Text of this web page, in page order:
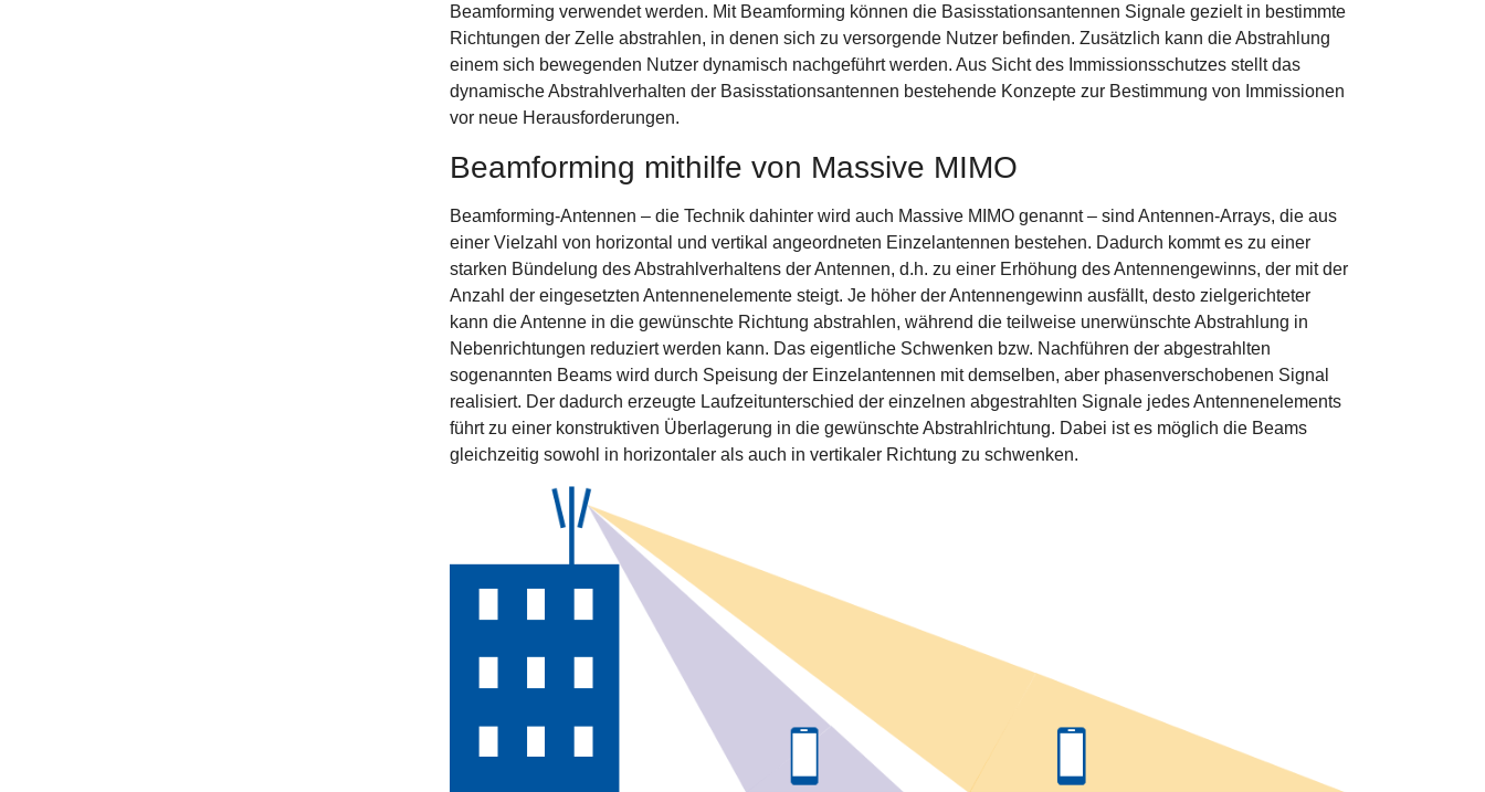
Beamforming verwendet werden. Mit Beamforming können die Basisstationsantennen Signale gezielt in bestimmte
Richtungen der Zelle abstrahlen, in denen sich zu versorgende Nutzer befinden. Zusätzlich kann die Abstrahlung
einem sich bewegenden Nutzer dynamisch nachgeführt werden. Aus Sicht des Immissionsschutzes stellt das
dynamische Abstrahlverhalten der Basisstationsantennen bestehende Konzepte zur Bestimmung von Immissionen
vor neue Herausforderungen.
Beamforming mithilfe von Massive MIMO
Beamforming-Antennen – die Technik dahinter wird auch Massive MIMO genannt – sind Antennen-Arrays, die aus
einer Vielzahl von horizontal und vertikal angeordneten Einzelantennen bestehen. Dadurch kommt es zu einer
starken Bündelung des Abstrahlverhaltens der Antennen, d.h. zu einer Erhöhung des Antennengewinns, der mit der
Anzahl der eingesetzten Antennenelemente steigt. Je höher der Antennengewinn ausfällt, desto zielgerichteter
kann die Antenne in die gewünschte Richtung abstrahlen, während die teilweise unerwünschte Abstrahlung in
Nebenrichtungen reduziert werden kann. Das eigentliche Schwenken bzw. Nachführen der abgestrahlten
sogenannten Beams wird durch Speisung der Einzelantennen mit demselben, aber phasenverschobenen Signal
realisiert. Der dadurch erzeugte Laufzeitunterschied der einzelnen abgestrahlten Signale jedes Antennenelements
führt zu einer konstruktiven Überlagerung in die gewünschte Abstrahlrichtung. Dabei ist es möglich die Beams
gleichzeitig sowohl in horizontaler als auch in vertikaler Richtung zu schwenken.